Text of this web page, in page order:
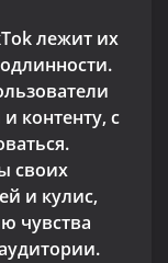
лежит их
контенту, с
своих
и кулис,
чувства